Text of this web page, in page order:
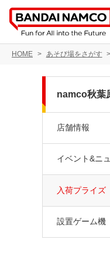
HOME あそび場をさがす
namco秋葉
店舗情報
イベント&ニ
入荷プライズ
設置ゲーム機